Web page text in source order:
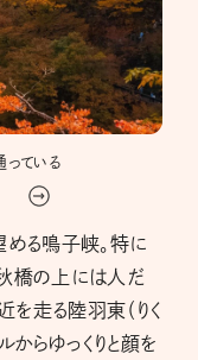
ている
る鳴子峡。特に
橋の上には人だ
を走る陸羽東（りく
からゆっくりと顔を